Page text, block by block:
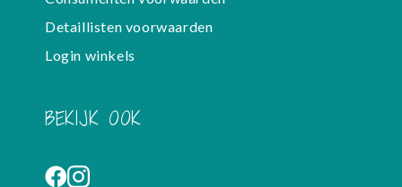
Detaillisten voorwaarden
Login winkels
BEKIJK OOK